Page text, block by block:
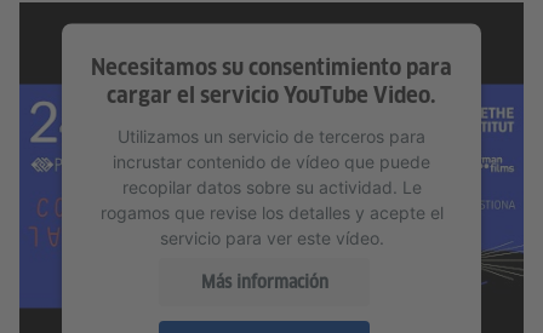
Necesitamos su consentimiento para
cargar el servicio YouTube Video.
Utilizamos un servicio de terceros para
incrustar contenido de vídeo que puede
recopilar datos sobre su actividad. Le
rogamos que revise los detalles y acepte el
servicio para ver este vídeo.
Más información